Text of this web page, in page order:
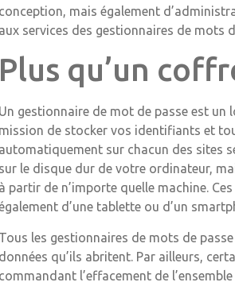
conception, mais également
aux services des gestionnaires de mots
Plus qu’un
Un gestionnaire de mot de passe est un
mission de stocker vos identifiants et
automatiquement sur chacun des sites
sur le disque dur de votre ordinateur,
à partir de n’importe quelle machine.
d’une tablette ou d’un
Tous les gestionnaires de mots de
données qu’ils abritent. Par ailleurs,
commandant l’effacement de